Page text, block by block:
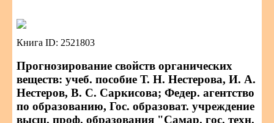
Книга ID: 2521803
Прогнозирование свойств органических
веществ: учеб. пособие Т. Н. Нестерова, И. А.
Нестеров, В. С. Саркисова; Федер. агентство
по образованию, Гос. образоват. учреждение
высш. проф. образования "Самар. гос. техн.